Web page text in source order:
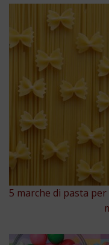
5 marche di pasta